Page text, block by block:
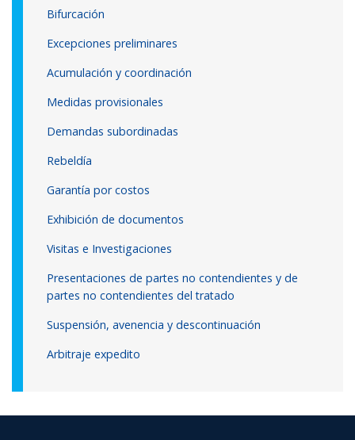
Bifurcación
Excepciones preliminares
Acumulación y coordinación
Medidas provisionales
Demandas subordinadas
Rebeldía
Garantía por costos
Exhibición de documentos
Visitas e Investigaciones
Presentaciones de partes no contendientes y de
partes no contendientes del tratado
Suspensión, avenencia y descontinuación
Arbitraje expedito